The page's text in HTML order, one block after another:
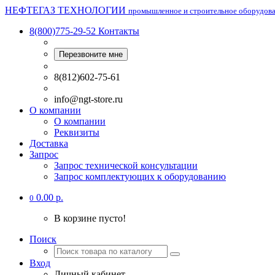
НЕФТЕГАЗ ТЕХНОЛОГИИ промышленное и строительное
8(800)775-29-52 Контакты
Перезвоните мне
8(812)602-75-61
info@ngt-store.ru
О компании
О компании
Реквизиты
Доставка
Запрос
Запрос технической консультации
Запрос комплектующих к оборудованию
0 0.00 р.
В корзине пусто!
Поиск
Вход